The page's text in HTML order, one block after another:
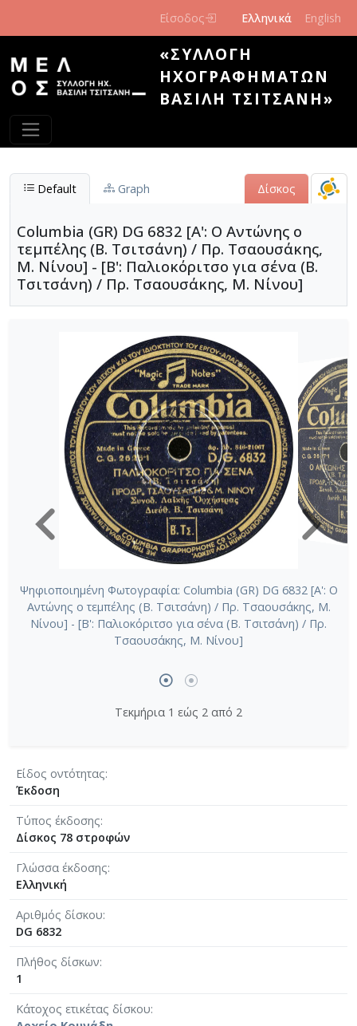
Είσοδος Ελληνικά English
«ΣΥΛΛΟΓΉ
ΗΧΟΓΡΑΦΗΜΆΤΩΝ
ΒΑΣΊΛΗ ΤΣΙΤΣΆΝΗ»
Default Graph Δίσκος
Columbia (GR) DG 6832 [Α': Ο Αντώνης ο
τεμπέλης (Β. Τσιτσάνη) / Πρ. Τσαουσάκης,
Μ. Νίνου] - [Β': Παλιοκόριτσο για σένα (Β.
Τσιτσάνη) / Πρ. Τσαουσάκης, Μ. Νίνου]
Ψηφιοποιημένη Φωτογραφία: Columbia (GR) DG 6832 [Α': Ο
Αντώνης ο τεμπέλης (Β. Τσιτσάνη) / Πρ. Τσαουσάκης, Μ.
Νίνου] - [Β': Παλιοκόριτσο για σένα (Β. Τσιτσάνη) / Πρ.
Τσαουσάκης, Μ. Νίνου]
Τεκμήρια 1 εώς 2 από 2
Είδος οντότητας
Έκδοση
Τύπος έκδοσης
Δίσκος 78 στροφών
Γλώσσα έκδοσης
Ελληνική
Αριθμός δίσκου
DG 6832
Πλήθος δίσκων
1
Κάτοχος ετικέτας δίσκου